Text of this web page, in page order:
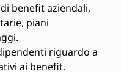
benefit aziendali,
piani
riguardo a
ai benefit.